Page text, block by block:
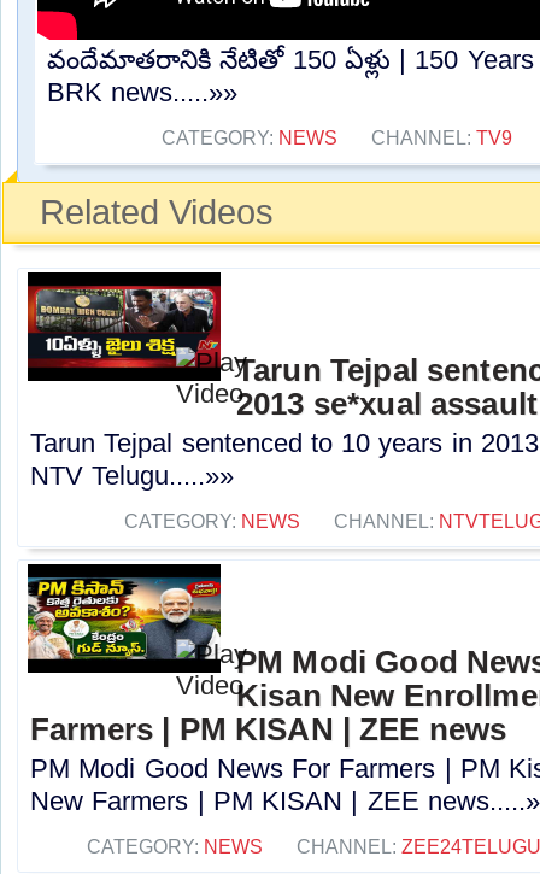
వందేమాతరానికి నేటితో 150 ఏళ్లు | 150 Years
BRK news.....»»
CATEGORY: NEWS CHANNEL:TV9
Related Videos
Tarun Tejpal
2013 se*xual
Tarun Tejpal sentenced to 10 years in
NTV Telugu.....»»
CATEGORY: NEWS CHANNEL:
PM Modi Good
Kisan New
Farmers | PM KISAN | ZEE news
PM Modi Good News For Farmers | PM
New Farmers | PM KISAN | ZEE
CATEGORY: NEWS CHANNEL: